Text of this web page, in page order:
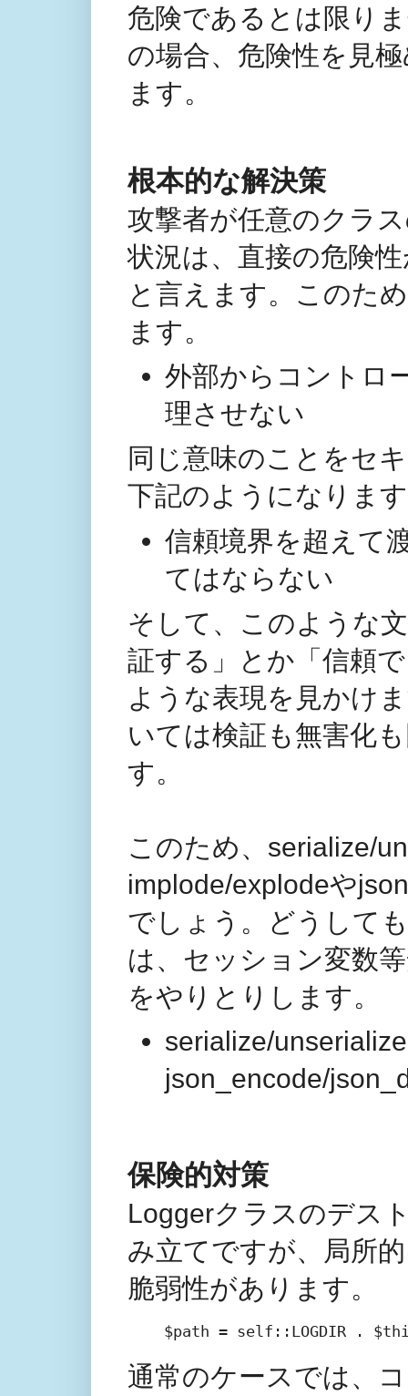
危険であるとは限り
の場合、危険性を見
ます。
根本的な解決策
攻撃者が任意のクラ
状況は、直接の危険
と言えます。このた
ます。
外部からコントロ
理させない
同じ意味のことをセ
下記のようになりま
信頼境界を超えて
てはならない
そして、このような
証する」とか「信頼
ような表現を見かけ
いては検証も無害化
す。
このため、serialize/
implode/explodeや
でしょう。どうして
は、セッション変数
をやりとりします。
serialize/
json_encode/
保険的対策
Loggerクラスのデス
み立てですが、局所
脆弱性があります。
$path = self::LOGDIR .
通常のケースでは、